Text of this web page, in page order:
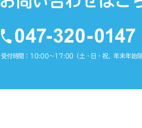
受付時間：10:00〜17:00（土・日・祝、年末年始除